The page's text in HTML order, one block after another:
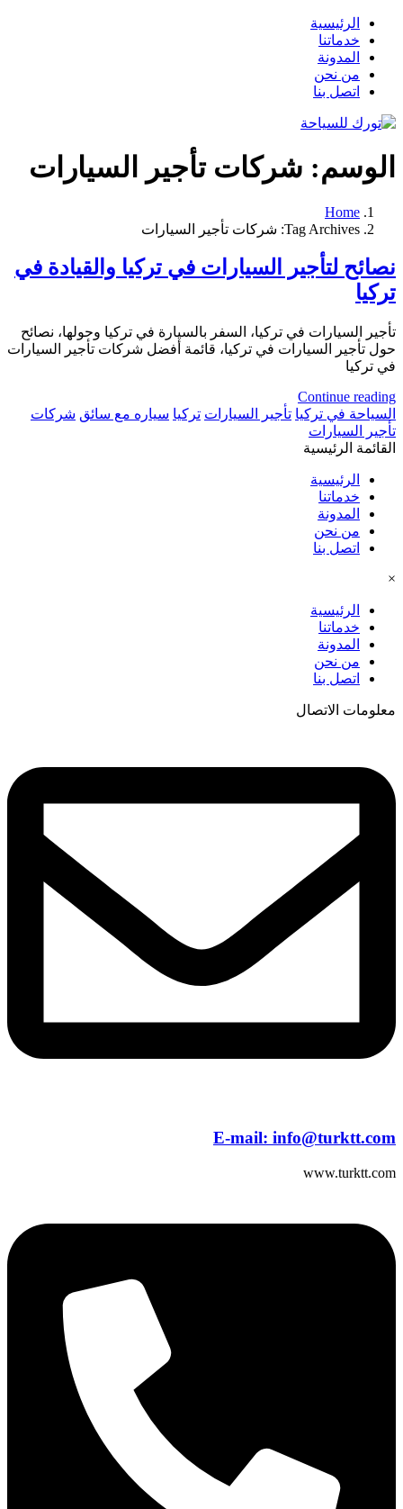
الرئيسية
خدماتنا
المدونة
من نحن
اتصل بنا
الوسم: شركات تأجير السيارات
Home
Tag Archives: شركات تأجير السيارات
نصائح لتأجير السيارات في تركيا والقيادة في
تركيا
تأجير السيارات في تركيا، السفر بالسيارة في تركيا وحولها، نصائح
حول تأجير السيارات في تركيا، قائمة أفضل شركات تأجير السيارات
في تركيا
Continue reading
السياحة في تركيا تأجير السيارات تركيا سياره مع سائق شركات
تأجير السيارات
القائمة الرئيسية
الرئيسية
خدماتنا
المدونة
من نحن
اتصل بنا
×
الرئيسية
خدماتنا
المدونة
من نحن
اتصل بنا
معلومات الاتصال
E-mail: info@turktt.com
www.turktt.com